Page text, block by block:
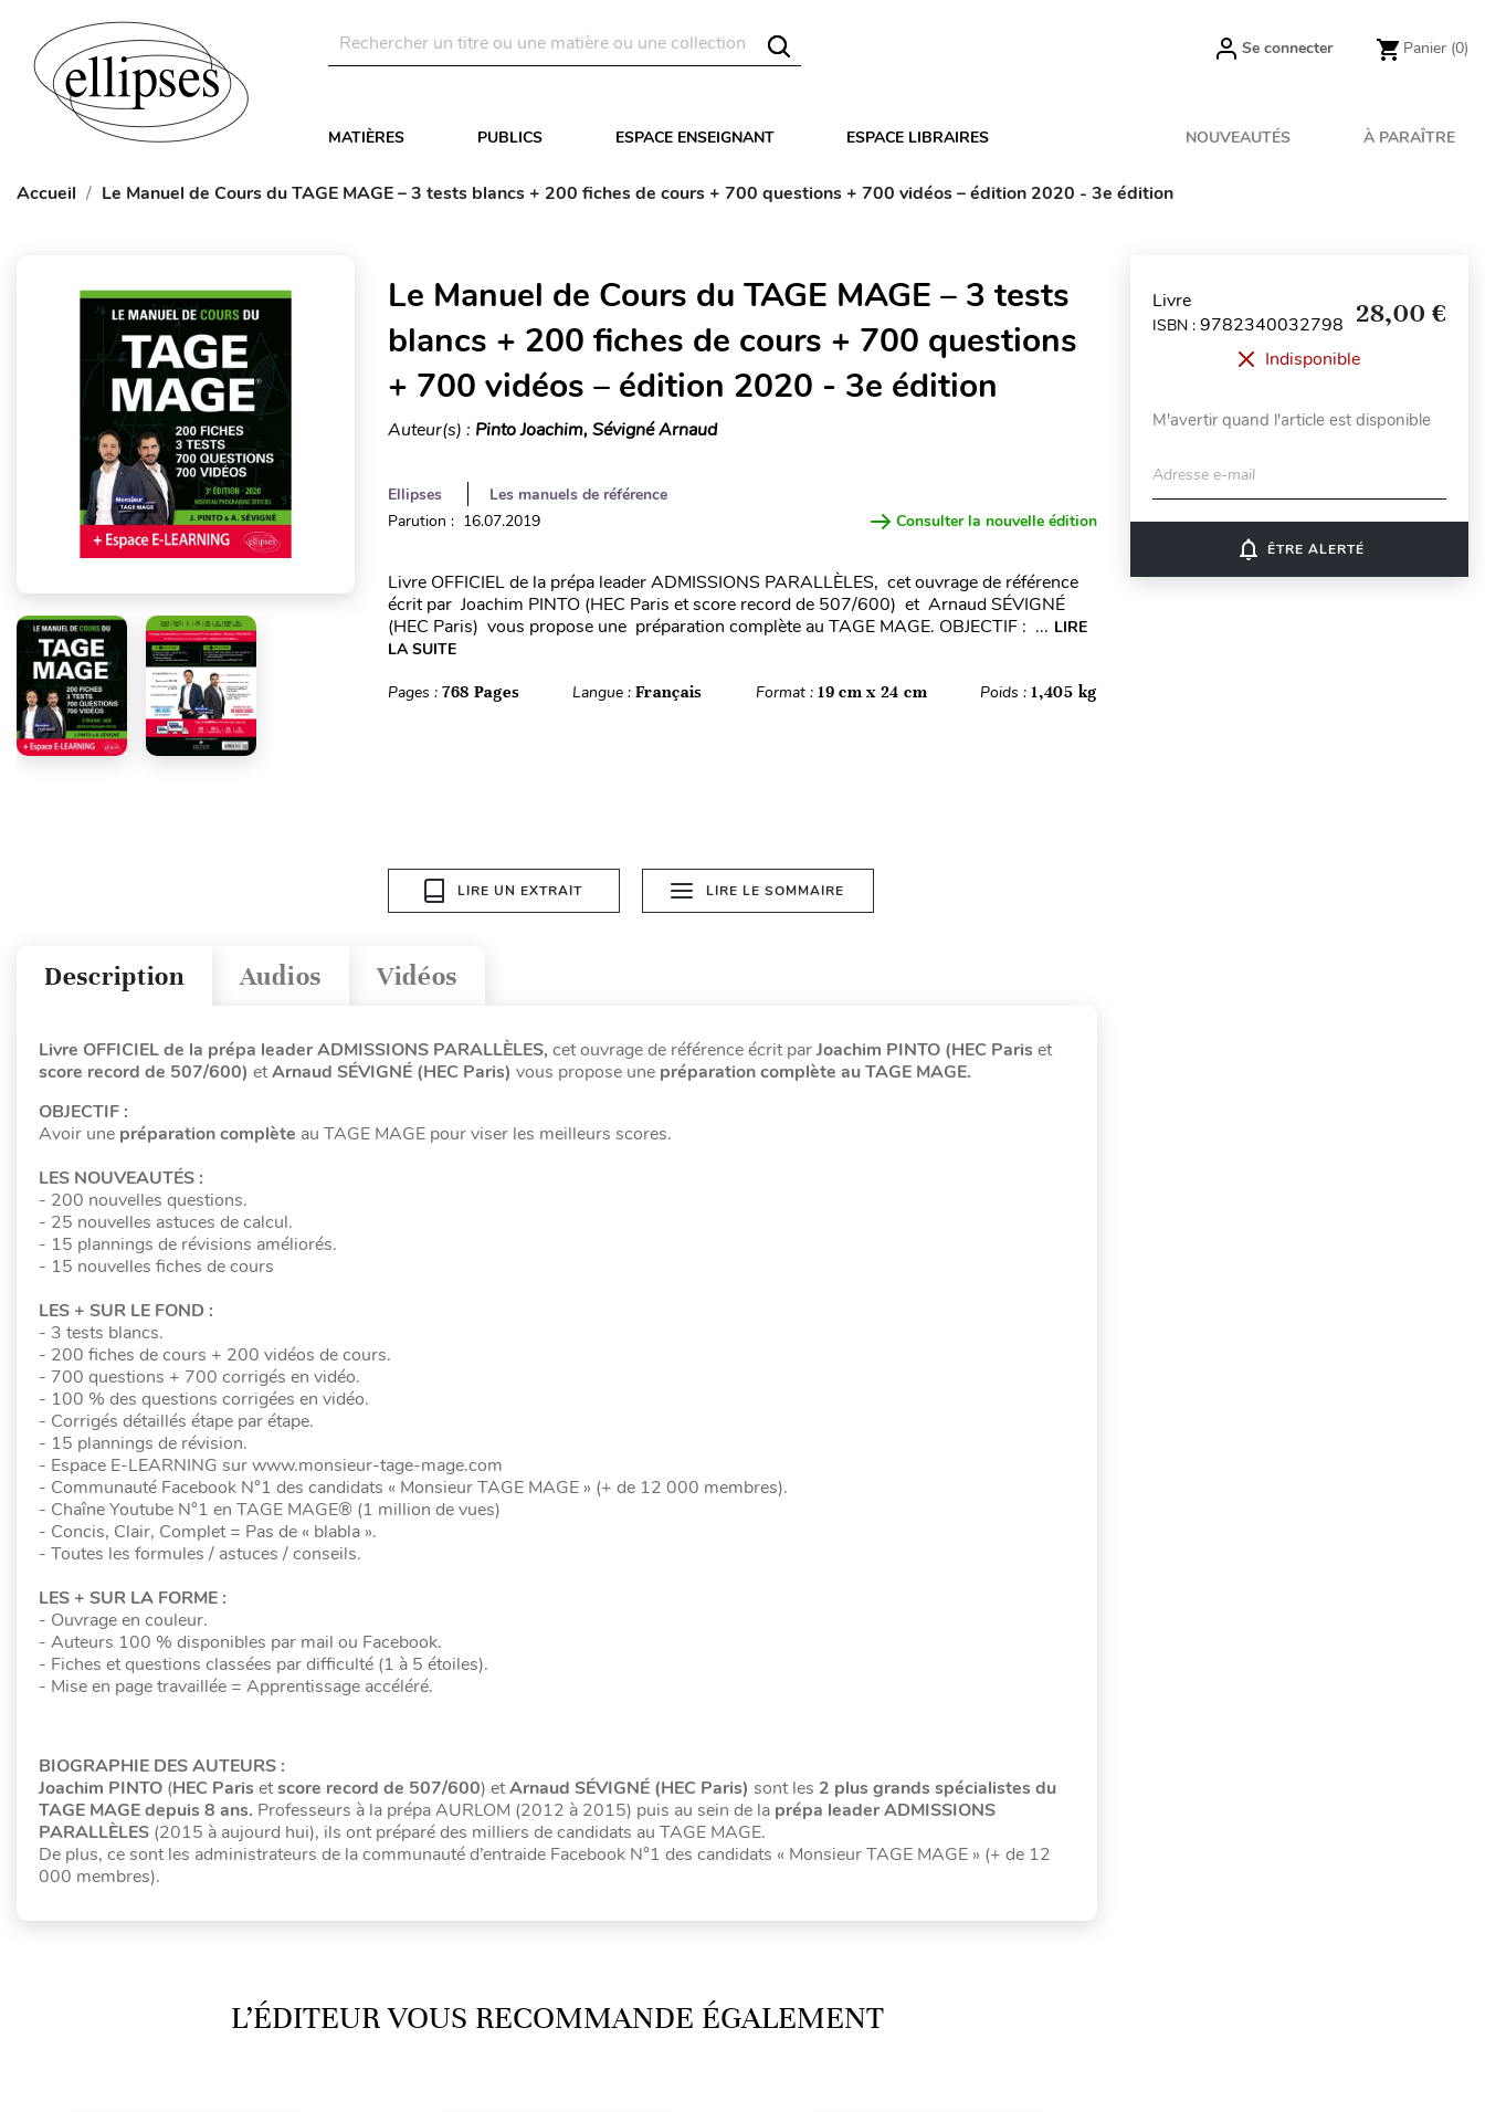
Se connecter Panier (0)
MATIÈRES PUBLICS ESPACE ENSEIGNANT ESPACE LIBRAIRES NOUVEAUTÉS À PARAÎTRE
Accueil Le Manuel de Cours du TAGE MAGE – 3 tests blancs + 200 fiches de cours + 700 questions + 700 vidéos – édition 2020 - 3e édition
Le Manuel de Cours du TAGE MAGE – 3 tests
blancs + 200 fiches de cours + 700 questions
+ 700 vidéos – édition 2020 - 3e édition
Auteur(s) : Pinto Joachim, Sévigné Arnaud
Ellipses
Les manuels de référence
Parution : 16.07.2019
Consulter la nouvelle édition
Livre OFFICIEL de la prépa leader ADMISSIONS PARALLÈLES, cet ouvrage de référence
écrit par Joachim PINTO (HEC Paris et score record de 507/600) et Arnaud SÉVIGNÉ
(HEC Paris) vous propose une préparation complète au TAGE MAGE. OBJECTIF : ... LIRE
LA SUITE
Pages : 768 Pages Langue :Français Format :19 cm x 24 cm Poids :1,405 kg
LIRE UN EXTRAIT LIRE LE SOMMAIRE
Vidéos
Audios
Description
Livre OFFICIEL de la prépa leader ADMISSIONS PARALLÈLES, cet ouvrage de référence écrit parJoachim PINTO (HEC Paris et
score record de 507/600) etArnaud SÉVIGNÉ (HEC Paris) vous propose une préparation complète au TAGE MAGE.
OBJECTIF :
Avoir une préparation complète au TAGE MAGE pour viser les meilleurs scores.
LES NOUVEAUTÉS :
- 200 nouvelles questions.
- 25 nouvelles astuces de calcul.
- 15 plannings de révisions améliorés.
- 15 nouvelles fiches de cours
LES + SUR LE FOND :
- 3 tests blancs.
- 200 fiches de cours + 200 vidéos de cours.
- 700 questions + 700 corrigés en vidéo.
- 100 % des questions corrigées en vidéo.
- Corrigés détaillés étape par étape.
- 15 plannings de révision.
- Espace E-LEARNING sur www.monsieur-tage-mage.com
- Communauté Facebook N°1 des candidats « Monsieur TAGE MAGE » (+ de 12 000 membres).
- Chaîne Youtube N°1 en TAGE MAGE® (1 million de vues)
- Concis, Clair, Complet = Pas de « blabla ».
- Toutes les formules / astuces / conseils.
LES + SUR LA FORME :
- Ouvrage en couleur.
- Auteurs 100 % disponibles par mail ou Facebook.
- Fiches et questions classées par difficulté (1 à 5 étoiles).
- Mise en page travaillée = Apprentissage accéléré.
BIOGRAPHIE DES AUTEURS :
Joachim PINTO (HEC Paris etscore record de 507/600) etArnaud SÉVIGNÉ (HEC Paris) sont les 2 plus grands spécialistes du
TAGE MAGE depuis 8 ans. Professeurs à la prépa AURLOM (2012 à 2015) puis au sein de la prépa leader ADMISSIONS
PARALLÈLES (2015 à aujourd hui), ils ont préparé des milliers de candidats au TAGE MAGE.
De plus, ce sont les administrateurs de la communauté d’entraide Facebook N°1 des candidats « Monsieur TAGE MAGE » (+ de 12
000 membres).
L’ÉDITEUR VOUS RECOMMANDE ÉGALEMENT
Livre
ISBN : 9782340032798 28,00 €
Indisponible
M'avertir quand l'article est disponible
Adresse e-mail
notifications_none ÊTRE ALERTÉ